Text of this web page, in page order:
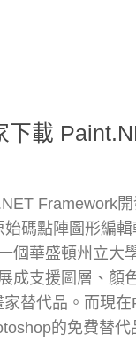
下載
Framework
碼點陣圖形編輯
個華盛頓州立大
成支援圖層、顏
替代品。而現
的免費替代